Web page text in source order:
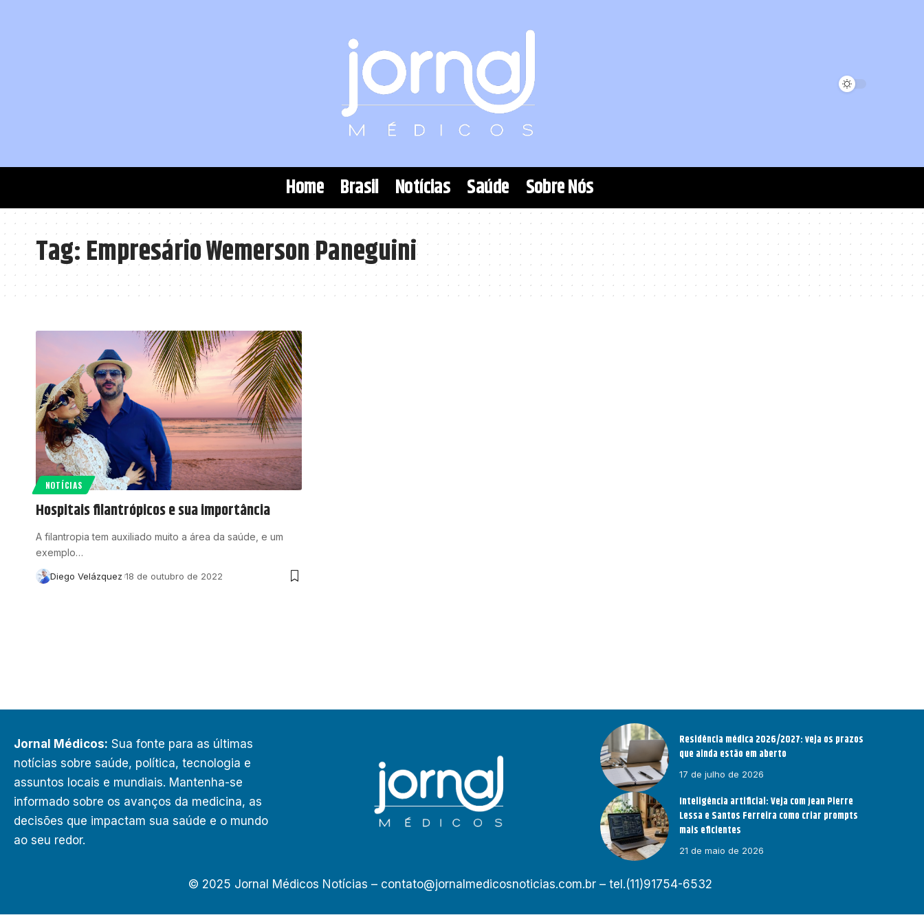
Home Brasil Notícias Saúde Sobre Nós
Tag:Empresário Wemerson Paneguini
NOTÍCIAS
Hospitais filantrópicos e sua importância
A filantropia tem auxiliado muito a área da saúde, e um
exemplo…
Diego Velázquez 18 de outubro de 2022
Jornal Médicos: Sua fonte para as últimas
notícias sobre saúde, política, tecnologia e
assuntos locais e mundiais. Mantenha-se
informado sobre os avanços da medicina, as
decisões que impactam sua saúde e o mundo
ao seu redor.
Residência médica 2026/2027: veja os prazos
que ainda estão em aberto
17 de julho de 2026
Inteligência artificial: Veja com Jean Pierre
Lessa e Santos Ferreira como criar prompts
mais eficientes
21 de maio de 2026
© 2025 Jornal Médicos Notícias – contato@jornalmedicosnoticias.com.br– tel.(11)91754-6532